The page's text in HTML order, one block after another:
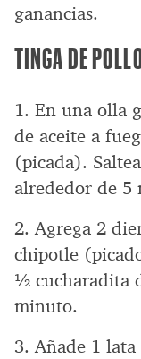
ganancias.
TINGA DE
1. En una olla
de aceite a
(picada).
alrededor de 5
2. Agrega 2
chipotle
½ cucharadita
minuto.
3. Añade 1